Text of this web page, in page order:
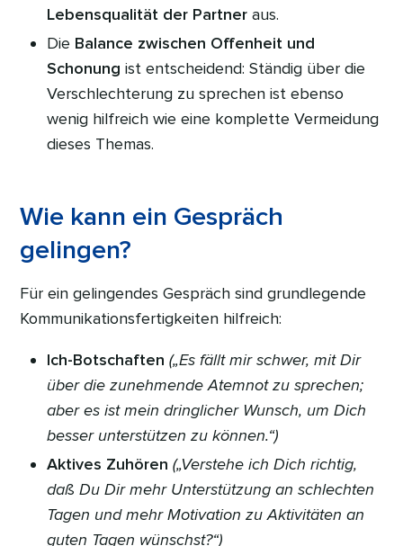
Lebensqualität der Partner aus.
Die Balance zwischen Offenheit und
Schonung ist entscheidend: Ständig über die
Verschlechterung zu sprechen ist ebenso
wenig hilfreich wie eine komplette Vermeidung
dieses Themas.
Wie kann ein Gespräch
gelingen?
Für ein gelingendes Gespräch sind grundlegende
Kommunikationsfertigkeiten hilfreich:
Ich-Botschaften („Es fällt mir schwer, mit Dir
über die zunehmende Atemnot zu sprechen;
aber es ist mein dringlicher Wunsch, um Dich
besser unterstützen zu können.“)
Aktives Zuhören („Verstehe ich Dich richtig,
daß Du Dir mehr Unterstützung an schlechten
Tagen und mehr Motivation zu Aktivitäten an
guten Tagen wünschst?“)